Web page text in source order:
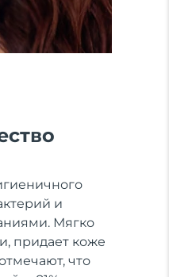
и
Мягко
придает коже
что